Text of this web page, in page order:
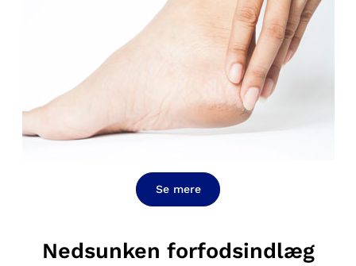
Se mere
Nedsunken forfodsindlæg